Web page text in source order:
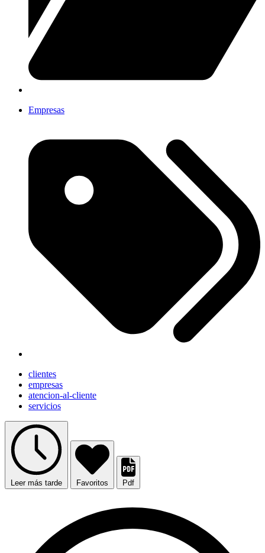
Empresas
clientes
empresas
atencion-al-cliente
servicios
Leer más tarde Favoritos Pdf